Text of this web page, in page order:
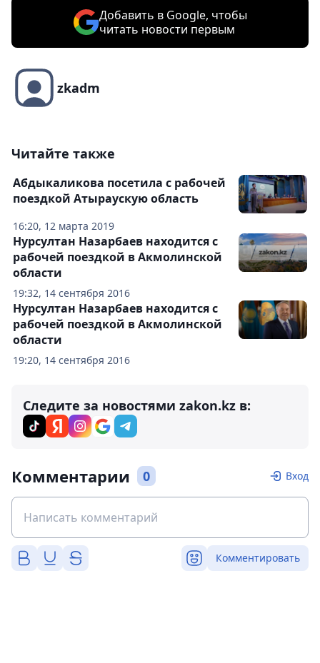
Добавить в Google, чтобы
читать новости первым
zkadm
Читайте также
16:20, 12 марта 2019
Абдыкаликова посетила с рабочей
поездкой Атыраускую область
19:32, 14 сентября 2016
Нурсултан Назарбаев находится с
рабочей поездкой в Акмолинской
области
19:20, 14 сентября 2016
Нурсултан Назарбаев находится с
рабочей поездкой в Акмолинской
области
Следите за новостями zakon.kz в:
Комментарии 0 Вход
Комментировать